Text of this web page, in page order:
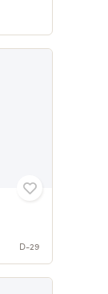
D-29